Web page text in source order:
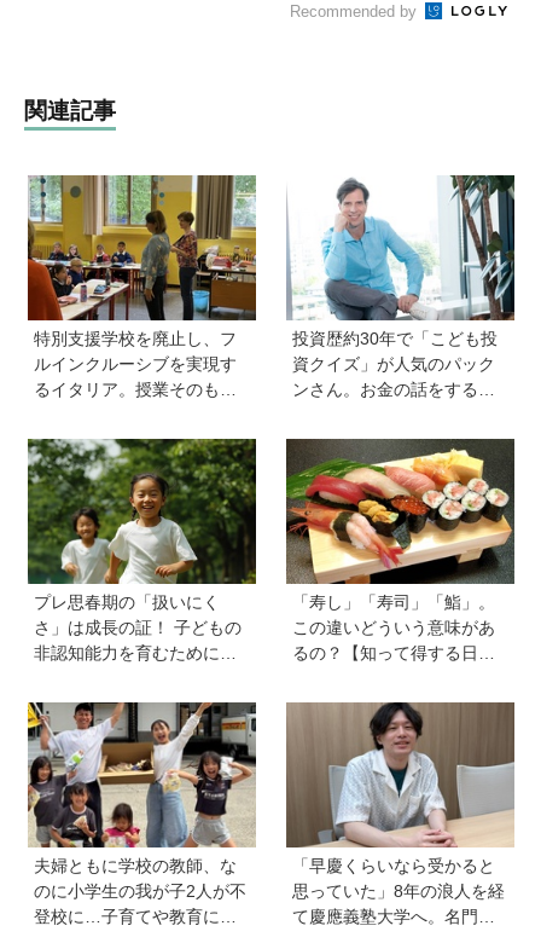
Recommended by
関連記事
特別支援学校を廃止し、フ
ルインクルーシブを実現す
るイタリア。授業そのもの
やすい形に【言語聴覚士 原
先生が伝える世界のインク
ルーシブ教育】
投資歴約30年で「こども投
資クイズ」が人気のパック
ンさん。お金の話をするの
どもも正しい節約、投資方
法を知ってほしい
プレ思春期の「扱いにく
さ」は成長の証！ 子どもの
非認知能力を育むために親
「寿し」「寿司」「鮨」。
この違いどういう意味があ
るの？【知って得する日本
夫婦ともに学校の教師、な
のに小学生の我が子2人が不
登校に…子育てや教育に悩
「早慶くらいなら受かると
思っていた」8年の浪人を経
て慶應義塾大学へ。名門・